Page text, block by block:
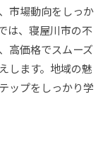
市場動向をしっか
は、寝屋川市の不
高価格でスムーズ
します。地域の魅
ップをしっかり学